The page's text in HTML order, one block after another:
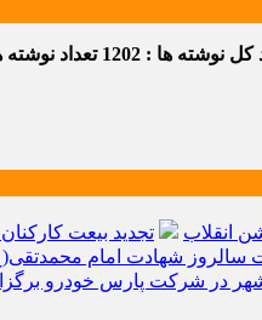
کل نوشته ها : 1202 تعداد نوشته
انقلاب تجدید بیعت
سالروز شهادت امام
در شرکت پارس خودرو